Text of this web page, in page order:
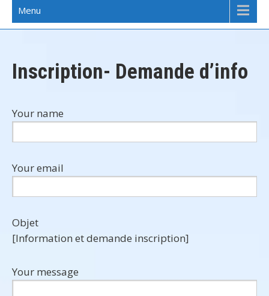
Menu
Inscription- Demande d’info
Your name
Your email
Objet
[Information et demande inscription]
Your message